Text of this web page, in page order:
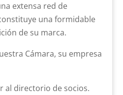
extensa red de
una formidable
de su marca.
Cámara, su empresa
al directorio de socios.